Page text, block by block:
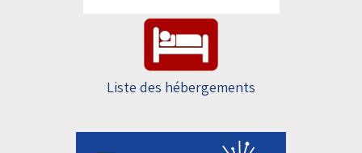
Liste des hébergements